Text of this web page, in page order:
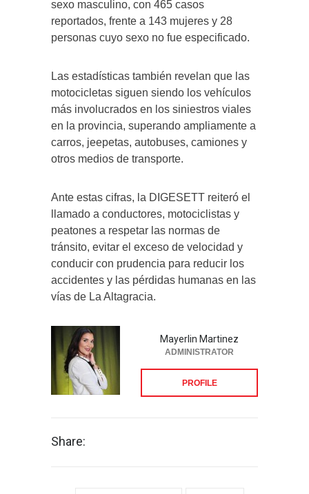
sexo masculino, con 465 casos
reportados, frente a 143 mujeres y 28
personas cuyo sexo no fue especificado.
Las estadísticas también revelan que las
motocicletas siguen siendo los vehículos
más involucrados en los siniestros viales
en la provincia, superando ampliamente a
carros, jeepetas, autobuses, camiones y
otros medios de transporte.
Ante estas cifras, la DIGESETT reiteró el
llamado a conductores, motociclistas y
peatones a respetar las normas de
tránsito, evitar el exceso de velocidad y
conducir con prudencia para reducir los
accidentes y las pérdidas humanas en las
vías de La Altagracia.
Mayerlin Martinez
ADMINISTRATOR
PROFILE
Share: